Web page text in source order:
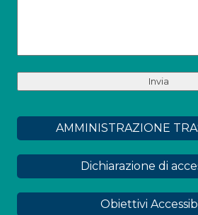
AMMINISTRAZIONE
Dichiarazione di
Obiettivi